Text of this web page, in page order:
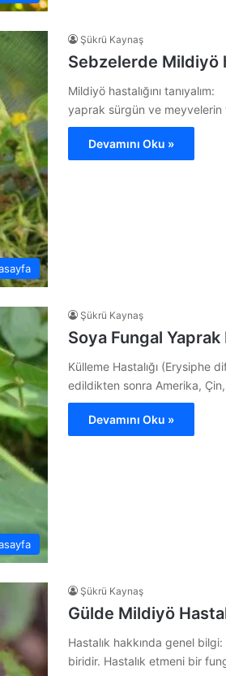
Şükrü Kaynaş
Sebzelerde Mildiyö
Mildiyö hastalığını
yaprak sürgün ve meyvelerin
Devamını Oku »
Şükrü Kaynaş
Soya Fungal Yaprak
Külleme Hastalığı (Erysiphe
edildikten sonra Amerika,
Devamını Oku »
Şükrü Kaynaş
Gülde Mildiyö
Hastalık hakkında genel
biridir. Hastalık etmeni bir